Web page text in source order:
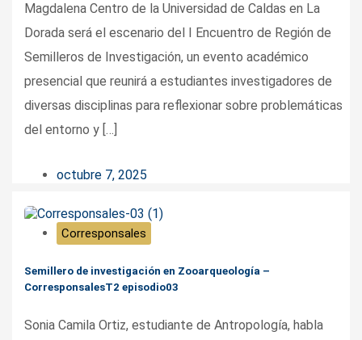
Magdalena Centro de la Universidad de Caldas en La
Dorada será el escenario del I Encuentro de Región de
Semilleros de Investigación, un evento académico
presencial que reunirá a estudiantes investigadores de
diversas disciplinas para reflexionar sobre problemáticas
del entorno y […]
octubre 7, 2025
Corresponsales
Semillero de investigación en Zooarqueología –
CorresponsalesT2 episodio03
Sonia Camila Ortiz, estudiante de Antropología, habla